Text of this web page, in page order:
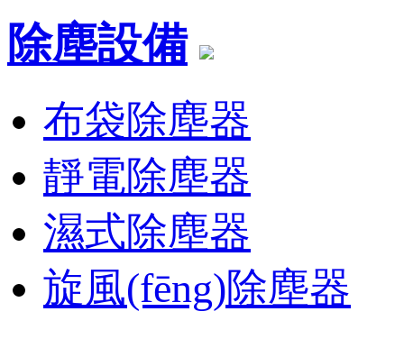
除塵設備
布袋除塵器
靜電除塵器
濕式除塵器
旋風(fēng)除塵器